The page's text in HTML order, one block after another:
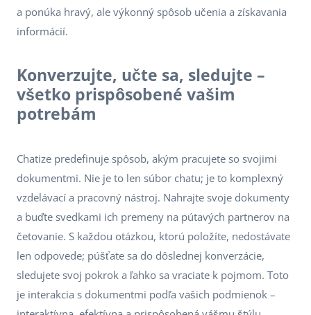
a ponúka hravý, ale výkonný spôsob učenia a získavania
informácií.
Konverzujte, učte sa, sledujte –
všetko prispôsobené vašim
potrebám
Chatize predefinuje spôsob, akým pracujete so svojimi
dokumentmi. Nie je to len súbor chatu; je to komplexný
vzdelávací a pracovný nástroj. Nahrajte svoje dokumenty
a buďte svedkami ich premeny na pútavých partnerov na
četovanie. S každou otázkou, ktorú položíte, nedostávate
len odpovede; púšťate sa do dôslednej konverzácie,
sledujete svoj pokrok a ľahko sa vraciate k pojmom. Toto
je interakcia s dokumentmi podľa vašich podmienok –